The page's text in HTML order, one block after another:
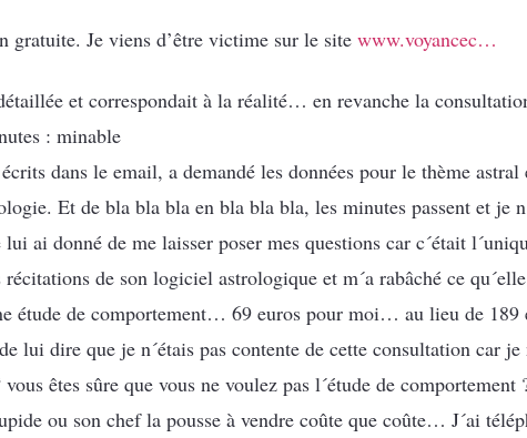
gratuite. Je viens d’être victime sur le site www.voyancec…
et correspondait à la réalité… en revanche la
: minable
dans le email, a demandé les données pour le thème astral
Et de bla bla bla en bla bla bla, les minutes passent et je
ai donné de me laisser poser mes questions car c´était
de son logiciel astrologique et m´a rabâché ce
étude de comportement… 69 euros pour moi… au lieu de
lui dire que je n´étais pas contente de cette consultation car je
êtes sûre que vous ne voulez pas l´étude de comportement
ou son chef la pousse à vendre coûte que coûte… J´ai